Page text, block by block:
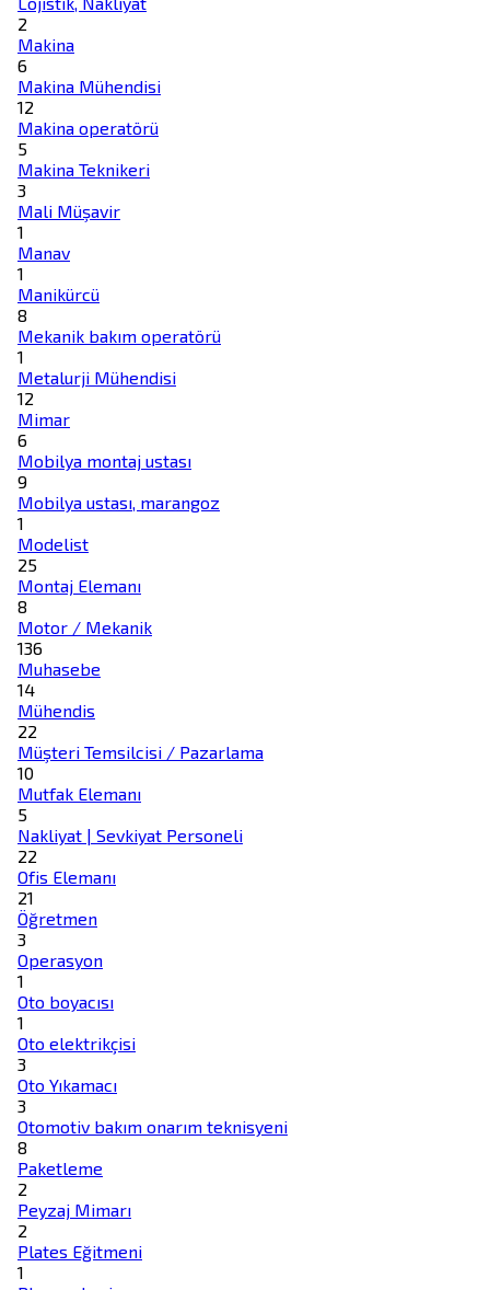
2
Makina
6
Makina Mühendisi
12
Makina operatörü
5
Makina Teknikeri
3
Mali Müşavir
1
Manav
1
Manikürcü
8
Mekanik bakım operatörü
1
Metalurji Mühendisi
12
Mimar
6
Mobilya montaj ustası
9
Mobilya ustası, marangoz
1
Modelist
25
Montaj Elemanı
8
Motor / Mekanik
136
Muhasebe
14
Mühendis
22
Müşteri Temsilcisi / Pazarlama
10
Mutfak Elemanı
5
Nakliyat | Sevkiyat Personeli
22
Ofis Elemanı
21
Öğretmen
3
Operasyon
1
Oto boyacısı
1
Oto elektrikçisi
3
Oto Yıkamacı
3
Otomotiv bakım onarım teknisyeni
8
Paketleme
2
Peyzaj Mimarı
2
Plates Eğitmeni
1